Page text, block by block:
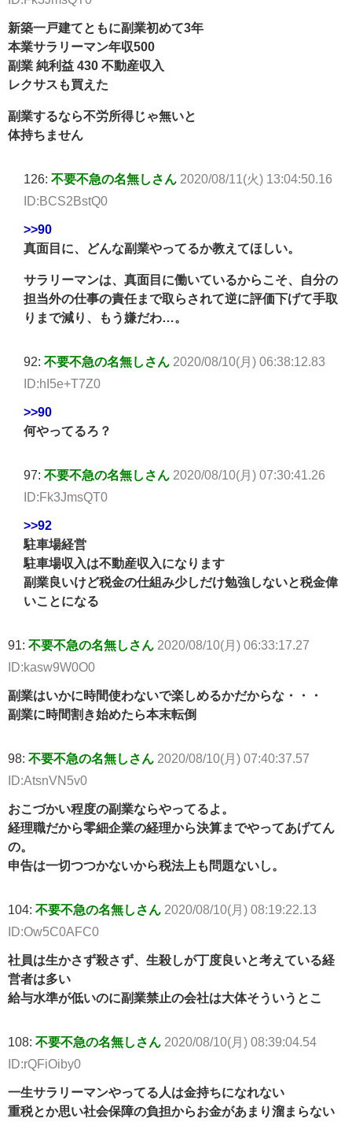
新築一戸建てともに副業初めて3年
本業サラリーマン年収500
副業 純利益 430 不動産収入
レクサスも買えた
副業するなら不労所得じゃ無いと
体持ちません
126: 不要不急の名無しさん 2020/08/11(火) 13:04:50.16
ID:BCS2BstQ0
>>90
真面目に、どんな副業やってるか教えてほしい。
サラリーマンは、真面目に働いているからこそ、自分の
担当外の仕事の責任まで取らされて逆に評価下げて手取
りまで減り、もう嫌だわ…。
92: 不要不急の名無しさん 2020/08/10(月) 06:38:12.83
ID:hI5e+T7Z0
>>90
何やってるろ？
97: 不要不急の名無しさん 2020/08/10(月) 07:30:41.26
ID:Fk3JmsQT0
>>92
駐車場経営
駐車場収入は不動産収入になります
副業良いけど税金の仕組み少しだけ勉強しないと税金偉
いことになる
91: 不要不急の名無しさん 2020/08/10(月) 06:33:17.27
ID:kasw9W0O0
副業はいかに時間使わないで楽しめるかだからな・・・
副業に時間割き始めたら本末転倒
98: 不要不急の名無しさん 2020/08/10(月) 07:40:37.57
ID:AtsnVN5v0
おこづかい程度の副業ならやってるよ。
経理職だから零細企業の経理から決算までやってあげてん
の。
申告は一切つつかないから税法上も問題ないし。
104: 不要不急の名無しさん 2020/08/10(月) 08:19:22.13
ID:Ow5C0AFC0
社員は生かさず殺さず、生殺しが丁度良いと考えている経
営者は多い
給与水準が低いのに副業禁止の会社は大体そういうとこ
108: 不要不急の名無しさん 2020/08/10(月) 08:39:04.54
ID:rQFiOiby0
一生サラリーマンやってる人は金持ちになれない
重税とか思い社会保障の負担からお金があまり溜まらない